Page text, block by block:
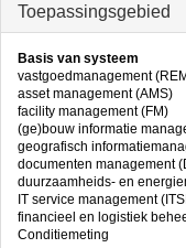
Toepassingsgebied
Basis van systeem
vastgoedmanagement
asset management (AMS)
facility management (FM)
(ge)bouw informatie
geografisch
documenten management
duurzaamheids- en
IT service management
financieel en logistiek
Conditiemeting